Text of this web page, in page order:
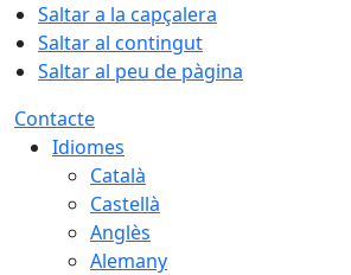
Saltar a la capçalera
Saltar al contingut
Saltar al peu de pàgina
Contacte
Idiomes
Català
Castellà
Anglès
Alemany